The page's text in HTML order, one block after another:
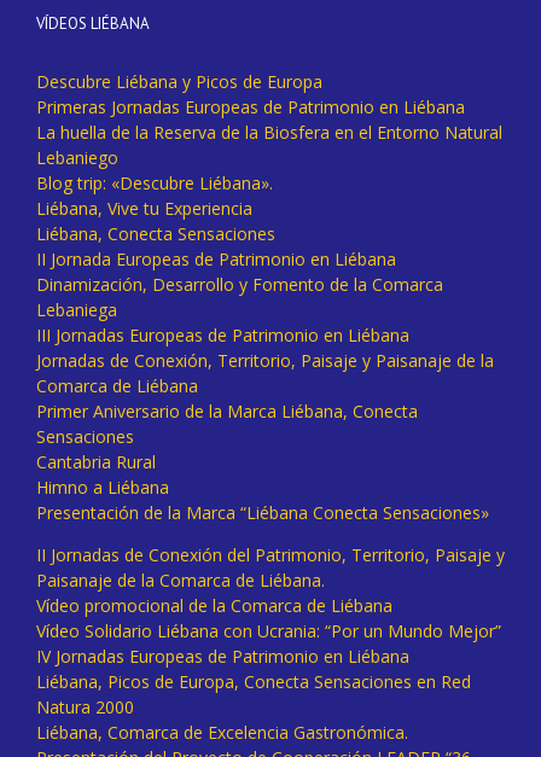
VÍDEOS LIÉBANA
Descubre Liébana y Picos de Europa
Primeras Jornadas Europeas de Patrimonio en Liébana
La huella de la Reserva de la Biosfera en el Entorno Natural
Lebaniego
Blog trip: «Descubre Liébana».
Liébana, Vive tu Experiencia
Liébana, Conecta Sensaciones
II Jornada Europeas de Patrimonio en Liébana
Dinamización, Desarrollo y Fomento de la Comarca
Lebaniega
III Jornadas Europeas de Patrimonio en Liébana
Jornadas de Conexión, Territorio, Paisaje y Paisanaje de la
Comarca de Liébana
Primer Aniversario de la Marca Liébana, Conecta
Sensaciones
Cantabria Rural
Himno a Liébana
Presentación de la Marca “Liébana Conecta Sensaciones»
II Jornadas de Conexión del Patrimonio, Territorio, Paisaje y
Paisanaje de la Comarca de Liébana.
Vídeo promocional de la Comarca de Liébana
Vídeo Solidario Liébana con Ucrania: “Por un Mundo Mejor”
IV Jornadas Europeas de Patrimonio en Liébana
Liébana, Picos de Europa, Conecta Sensaciones en Red
Natura 2000
Liébana, Comarca de Excelencia Gastronómica.